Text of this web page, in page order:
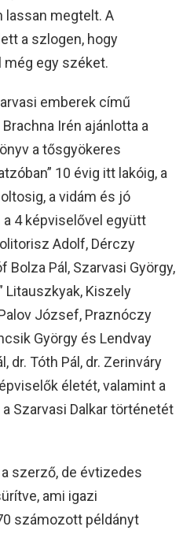
lassan megtelt. A
a szlogen, hogy
még egy széket.
emberek című
Irén ajánlotta a
a tősgyökeres
10 évig itt lakóig, a
a vidám és jó
a 4 képviselővel együtt
Adolf, Dérczy
Bolza Pál, Szarvasi György,
Litauszkyak, Kiszely
József, Praznóczy
György és Lendvay
dr. Tóth Pál, dr. Zerinváry
életét, valamint a
Szarvasi Dalkar történetét
szerző, de évtizedes
ami igazi
számozott példányt